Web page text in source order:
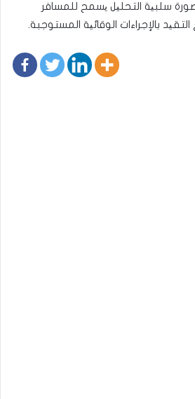
سلبیة التحلیل یسمح للمسافر
بالإجراءات الوقائیة المستوجبة.